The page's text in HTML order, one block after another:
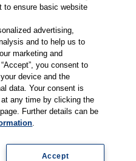
to ensure basic website
advertising,
and to help us to
marketing and
you consent to
device and the
data. Your consent is
any time by clicking the
Further details can be
.
Accept